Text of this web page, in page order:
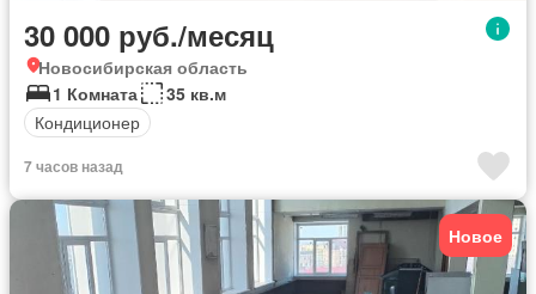
30 000 руб./месяц
Новосибирская область
1 Комната
35 кв.м
Кондиционер
7 часов назад
Новое